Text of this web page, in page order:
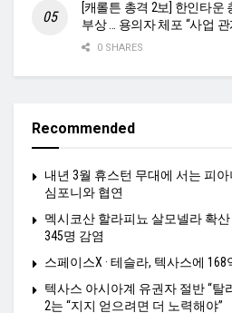
[캐롤튼 총격 2보] 한인타운
부상 … 용의자 체포 “사업 관
0 SHARES
Recommended
내년 3월 휴스턴 무대에 서는 피
심포니와 협연
멕시코산 할라피뇨 살모넬라 확
345명 감염
스페이스X · 테슬라, 텍사스에 168
텍사스 아시아계 유권자 절반 “탈
2는 “지지 얻으려면 더 노력해야”